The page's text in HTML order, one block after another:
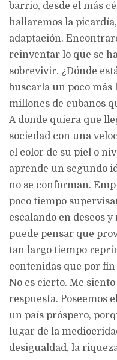
barrio, desde el más
hallaremos la
adaptación.
reinventar lo que se
sobrevivir. ¿Dónde
buscarla un poco más
millones de cubanos
A donde quiera que
sociedad con una
el color de su piel o
aprende un segundo
no se conforman.
poco tiempo
escalando en deseos
puede pensar que
tan largo tiempo
contenidas que por fin
No es cierto. Me
respuesta. Poseemos
un país próspero,
lugar de la
desigualdad, la